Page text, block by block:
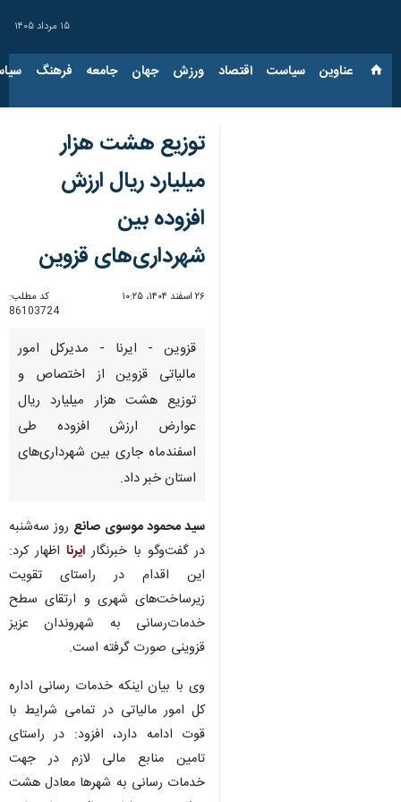
۱۵ مرداد ۱۴۰۵
عناوین‌ سیاست اقتصاد ورزش جهان جامعه فرهنگ
توزیع هشت هزار
میلیارد ریال ارزش
افزوده بین
شهرداری‌های قزوین
۲۶ اسفند ۱۴۰۴، ۱۰:۲۵
کد مطلب:
86103724
قزوین - ایرنا - مدیرکل امور
توزیع هشت هزار میلیارد ریال
عوارض ارزش افزوده طی
اسفندماه جاری بین شهرداری‌های
استان خبر داد.
سید محمود موسوی صانعروز سه‌شنبه
در گفت‌وگو با خبرنگار
اظهار کرد:
این اقدام در راستای تقویت
زیرساخت‌های شهری و ارتقای سطح
خدمات‌رسانی به شهروندان عزیز
قزوینی صورت گرفته است.